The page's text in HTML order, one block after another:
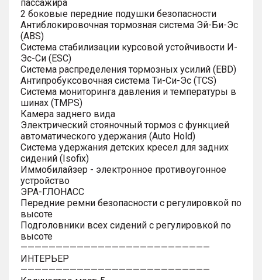
пассажира
2 боковые передние подушки безопасности
Антиблокировочная тормозная система Эй-Би-Эс
(ABS)
Система стабилизации курсовой устойчивости И-
Эс-Си (ESC)
Система распределения тормозных усилий (EBD)
Антипробуксовочная система Ти-Си-Эс (TCS)
Система мониторинга давления и температуры в
шинах (TMPS)
Камера заднего вида
Электрический стояночный тормоз с функцией
автоматического удержания (Auto Hold)
Система удержания детских кресел для задних
сидений (Isofix)
Иммобилайзер - электронное противоугонное
устройство
ЭРА-ГЛОНАСС
Передние ремни безопасности с регулировкой по
высоте
Подголовники всех сидений с регулировкой по
высоте
———————————————————————————
ИНТЕРЬЕР
———————————————————————————